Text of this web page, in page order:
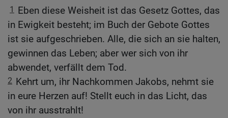
1 Eben diese Weisheit ist das Gesetz Gottes, das
in Ewigkeit besteht; im Buch der Gebote Gottes
ist sie aufgeschrieben. Alle, die sich an sie halten,
gewinnen das Leben; aber wer sich von ihr
abwendet, verfällt dem Tod.
2 Kehrt um, ihr Nachkommen Jakobs, nehmt sie
in eure Herzen auf! Stellt euch in das Licht, das
von ihr ausstrahlt!